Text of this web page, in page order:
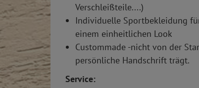
Verschleißteile....)
Individuelle Sportbekleidung
einem einheitlichen Look
Custommade -nicht von der
persönliche Handschrift trägt.
Service: